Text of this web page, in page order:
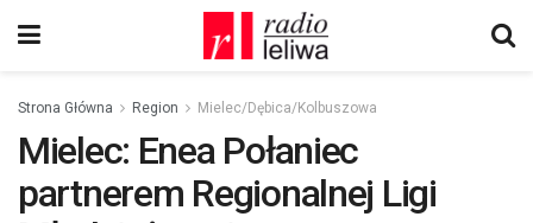
Strona Główna Region Mielec/Dębica/Kolbuszowa
Mielec: Enea Połaniec
partnerem Regionalnej Ligi